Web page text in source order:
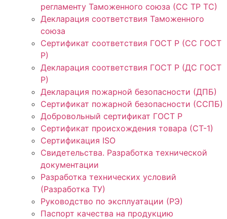
регламенту Таможенного союза (СС ТР ТС)
Декларация соответствия Таможенного
союза
Сертификат соответствия ГОСТ Р (СС ГОСТ
Р)
Декларация соответствия ГОСТ Р (ДС ГОСТ
Р)
Декларация пожарной безопасности (ДПБ)
Сертификат пожарной безопасности (ССПБ)
Добровольный сертификат ГОСТ Р
Сертификат происхождения товара (СТ-1)
Сертификация ISO
Свидетельства. Разработка технической
документации
Разработка технических условий
(Разработка ТУ)
Руководство по эксплуатации (РЭ)
Паспорт качества на продукцию